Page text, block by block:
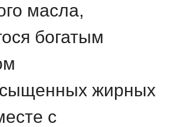
масла,
богатым
жирных
с